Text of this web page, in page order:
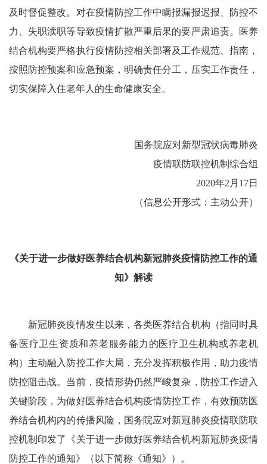
及时督促整改。对在疫情防控工作中瞒报漏报迟报、防控不
力、失职渎职等导致疫情扩散严重后果的要严肃追责。医养
结合机构要严格执行疫情防控相关部署及工作规范、指南，
按照防控预案和应急预案，明确责任分工，压实工作责任，
切实保障入住老年人的生命健康安全。
国务院应对新型冠状病毒肺炎
疫情联防联控机制综合组
2020年2月17日
（信息公开形式：主动公开）
《关于进一步做好医养结合机构新冠肺炎疫情防控工作的通
知》解读
新冠肺炎疫情发生以来，各类医养结合机构（指同时具
备医疗卫生资质和养老服务能力的医疗卫生机构或养老机
构）主动融入防控工作大局，充分发挥积极作用，助力疫情
防控阻击战。当前，疫情形势仍然严峻复杂，防控工作进入
关键阶段，为做好医养结合机构疫情防控工作，有效预防医
养结合机构内的传播风险，国务院应对新冠肺炎疫情联防联
控机制印发了《关于进一步做好医养结合机构新冠肺炎疫情
防控工作的通知》（以下简称《通知》）。